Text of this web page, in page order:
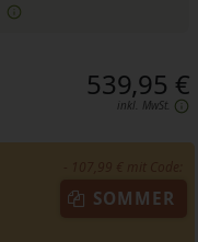
539,95 €
inkl. MwSt.
SOMMER